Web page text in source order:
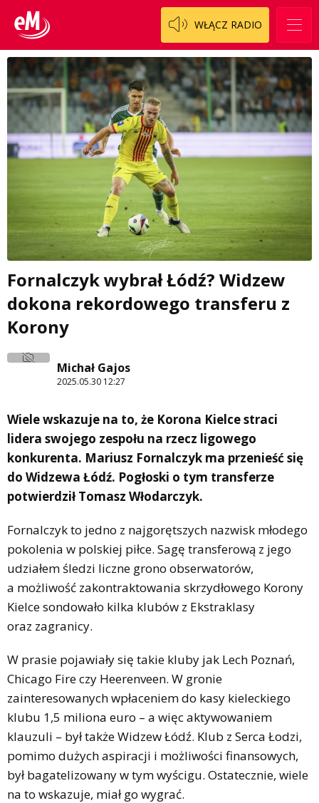
WŁĄCZ RADIO
Fornalczyk wybrał Łódź? Widzew
dokona rekordowego transferu z
Korony
Michał Gajos
2025.05.30 12:27
Wiele wskazuje na to, że Korona Kielce straci
lidera swojego zespołu na rzecz ligowego
konkurenta. Mariusz Fornalczyk ma przenieść się
do Widzewa Łódź. Pogłoski o tym transferze
potwierdził Tomasz Włodarczyk.
Fornalczyk to jedno z najgorętszych nazwisk młodego
pokolenia w polskiej piłce. Sagę transferową z jego
udziałem śledzi liczne grono obserwatorów,
a możliwość zakontraktowania skrzydłowego Korony
Kielce sondowało kilka klubów z Ekstraklasy
oraz zagranicy.
W prasie pojawiały się takie kluby jak Lech Poznań,
Chicago Fire czy Heerenveen. W gronie
zainteresowanych wpłaceniem do kasy kieleckiego
klubu 1,5 miliona euro – a więc aktywowaniem
klauzuli – był także Widzew Łódź. Klub z Serca Łodzi,
pomimo dużych aspiracji i możliwości finansowych,
był bagatelizowany w tym wyścigu. Ostatecznie, wiele
na to wskazuje, miał go wygrać.